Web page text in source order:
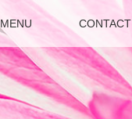
MENU CONTACT